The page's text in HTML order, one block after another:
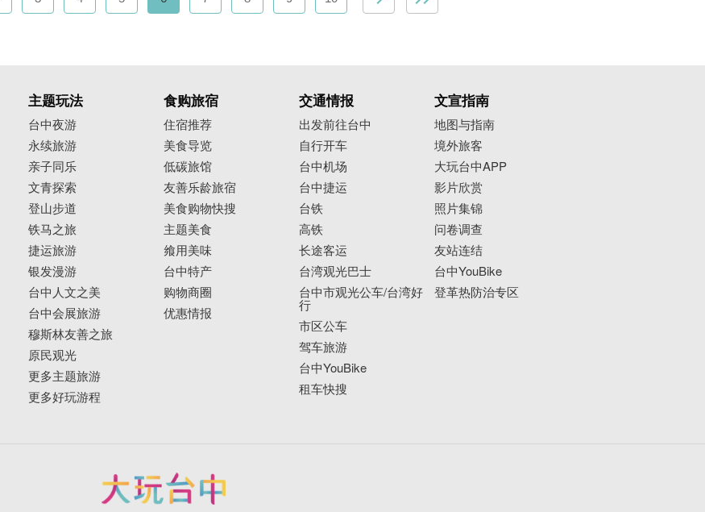
主题玩法
台中夜游
永续旅游
亲子同乐
文青探索
登山步道
铁马之旅
捷运旅游
银发漫游
台中人文之美
台中会展旅游
穆斯林友善之旅
原民观光
更多主题旅游
更多好玩游程
食购旅宿
住宿推荐
美食导览
低碳旅馆
友善乐龄旅宿
美食购物快搜
主题美食
飨用美味
台中特产
购物商圈
优惠情报
交通情报
出发前往台中
自行开车
台中机场
台中捷运
台铁
高铁
长途客运
台湾观光巴士
台中市观光公车/台湾好
行
市区公车
驾车旅游
台中YouBike
租车快搜
文宣指南
地图与指南
境外旅客
大玩台中APP
影片欣赏
照片集锦
问卷调查
友站连结
台中YouBike
登革热防治专区